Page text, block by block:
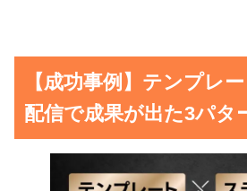
【成功事例】テンプレ
配信で成果が出た3パタ